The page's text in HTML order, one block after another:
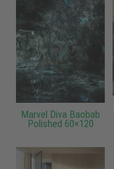
Marvel Diva Baobab
Polished 60×120